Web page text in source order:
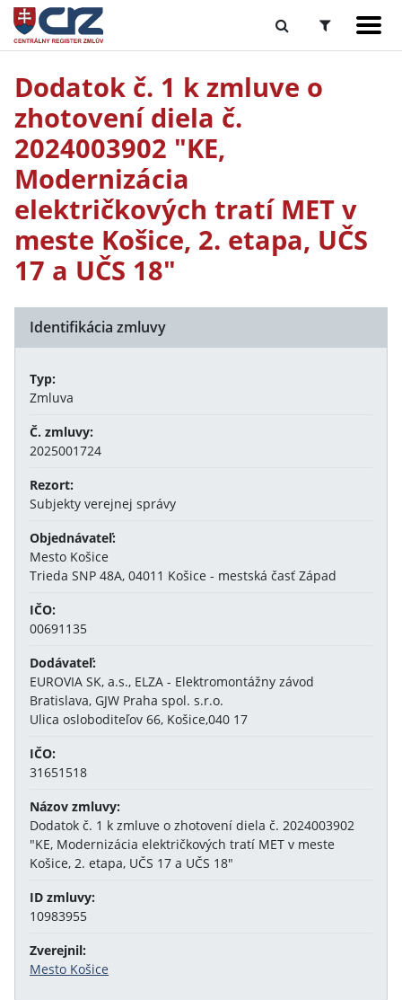
Dodatok č. 1 k zmluve o
zhotovení diela č.
2024003902 "KE,
Modernizácia
električkových tratí MET v
meste Košice, 2. etapa, UČS
17 a UČS 18"
Identifikácia zmluvy
Typ:
Zmluva
Č. zmluvy:
2025001724
Rezort:
Subjekty verejnej správy
Objednávateľ:
Mesto Košice
Trieda SNP 48A, 04011 Košice - mestská časť Západ
IČO:
00691135
Dodávateľ:
EUROVIA SK, a.s., ELZA - Elektromontážny závod
Bratislava, GJW Praha spol. s.r.o.
Ulica osloboditeľov 66, Košice,040 17
IČO:
31651518
Názov zmluvy:
Dodatok č. 1 k zmluve o zhotovení diela č. 2024003902
"KE, Modernizácia električkových tratí MET v meste
Košice, 2. etapa, UČS 17 a UČS 18"
ID zmluvy:
10983955
Zverejnil:
Mesto Košice